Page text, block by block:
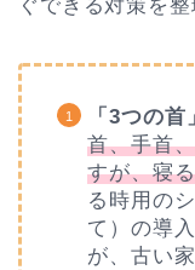
ぐできる対策を整
「3つの
首、手首
すが、寝
る時用の
て）の導
が、古い